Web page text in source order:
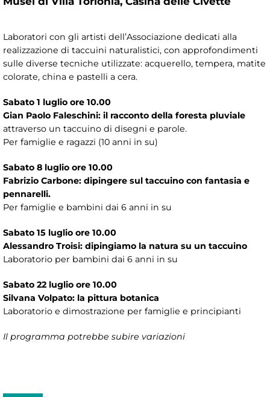
Laboratori con gli artisti dell’Associazione dedicati alla
realizzazione di taccuini naturalistici, con approfondimenti
sulle diverse tecniche utilizzate: acquerello, tempera, matite
colorate, china e pastelli a cera.
Sabato 1 luglio ore 10.00
Gian Paolo Faleschini: il racconto della foresta pluviale
attraverso un taccuino di disegni e parole.
Per famiglie e ragazzi (10 anni in su)
Sabato 8 luglio ore 10.00
Fabrizio Carbone: dipingere sul taccuino con fantasia e
pennarelli.
Per famiglie e bambini dai 6 anni in su
Sabato 15 luglio ore 10.00
Alessandro Troisi: dipingiamo la natura su un taccuino
Laboratorio per bambini dai 6 anni in su
Sabato 22 luglio ore 10.00
Silvana Volpato: la pittura botanica
Laboratorio e dimostrazione per famiglie e principianti
Il programma potrebbe subire variazioni